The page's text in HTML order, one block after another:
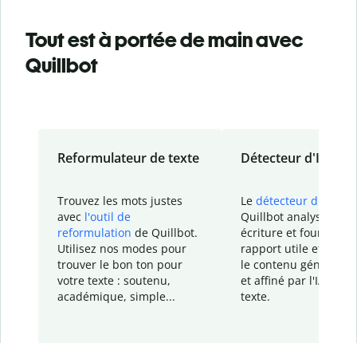
Tout est à portée de main avec
Quillbot
Reformulateur de texte
Trouvez les mots justes
avec l'outil de
reformulation de Quillbot.
Utilisez nos modes pour
trouver le bon ton pour
votre texte : soutenu,
académique, simple...
Détecteur d'IA
Le détecteur d'IA
Quillbot analyse votre
écriture et fournit un
rapport utile et
le contenu généré
et affiné par l'IA
texte.